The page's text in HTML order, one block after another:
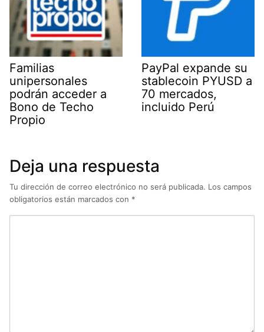
Familias
unipersonales
podrán acceder a
Bono de Techo
Propio
PayPal expande su
stablecoin PYUSD a
70 mercados,
incluido Perú
Deja una respuesta
Tu dirección de correo electrónico no será publicada. Los campos
obligatorios están marcados con *